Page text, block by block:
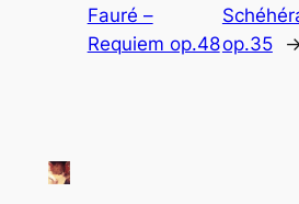
Fauré –
Requiem op.48op.35